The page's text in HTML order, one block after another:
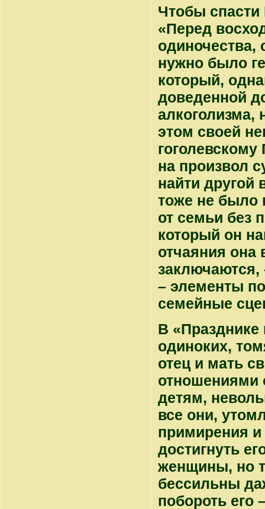
Чтобы
«Перед
одиночества,
нужно было
который,
доведенной
алкоголизма,
этом своей
на произвол
найти
тоже не было
от семьи без
который он
отчаяния она
заключаются,
– элементы
семейные
В
одиноких,
отец и мать
отношениями
детям,
все они,
примирения
достигнуть
женщины, но
бессильны
побороть его